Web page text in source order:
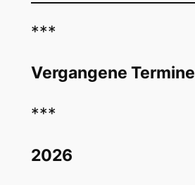
***
Vergangene Termine
***
2026